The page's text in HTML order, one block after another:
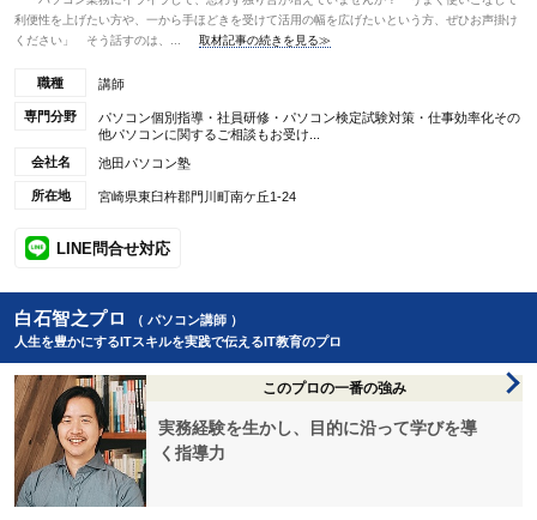
利便性を上げたい方や、一から手ほどきを受けて活用の幅を広げたいという方、ぜひお声掛け
ください」 そう話すのは、...
取材記事の続きを見る≫
職種 講師
専門分野
パソコン個別指導・社員研修・パソコン検定試験対策・仕事効率化その
他パソコンに関するご相談もお受け...
会社名
池田パソコン塾
所在地 宮崎県東臼杵郡門川町南ケ丘1-24
LINE問合せ対応
白石智之プロ
（ パソコン講師 ）
人生を豊かにするITスキルを実践で伝えるIT教育のプロ
このプロの一番の強み
実務経験を生かし、目的に沿って学びを導
く指導力